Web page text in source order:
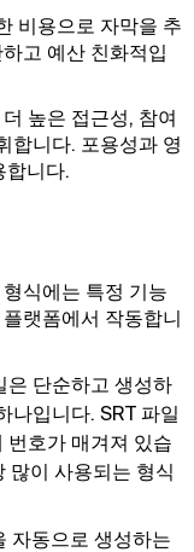
비용으로 자막을 추
고 예산 친화적입
높은 접근성, 참여
합니다. 포용성과 영
합니다.
식에는 특정 기능
랫폼에서 작동합니
은 단순하고 생성하
나입니다. SRT 파일
번호가 매겨져 있습
많이 사용되는 형식
자동으로 생성하는